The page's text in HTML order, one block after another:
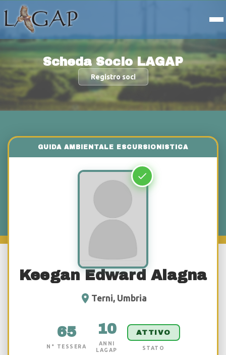
Scheda Socio LAGAP
Registro soci
Keegan Edward Alagna
Terni, Umbria
65
N° TESSERA
10
ANNI
LAGAP
ATTIVO
STATO